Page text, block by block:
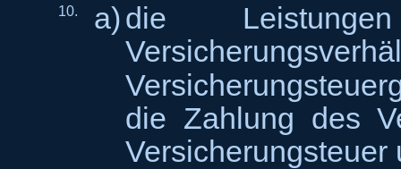
10. a)die
die Zahlung des
Versicherungsteuer